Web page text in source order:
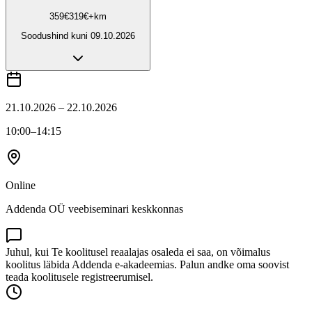
359€319€+km
Soodushind kuni 09.10.2026
21.10.2026 – 22.10.2026
10:00–14:15
Online
Addenda OÜ veebiseminari keskkonnas
Juhul, kui Te koolitusel reaalajas osaleda ei saa, on võimalus
koolitus läbida Addenda e-akadeemias. Palun andke oma soovist
teada koolitusele registreerumisel.